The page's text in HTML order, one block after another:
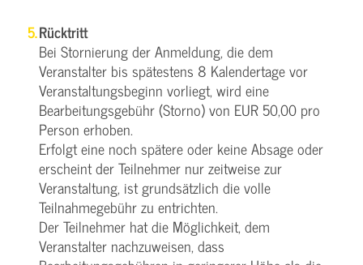
Rücktritt
Bei Stornierung der Anmeldung, die dem
Veranstalter bis spätestens 8 Kalendertage vor
Veranstaltungsbeginn vorliegt, wird eine
Bearbeitungsgebühr (Storno) von EUR 50,00 pro
Person erhoben.
Erfolgt eine noch spätere oder keine Absage oder
erscheint der Teilnehmer nur zeitweise zur
Veranstaltung, ist grundsätzlich die volle
Teilnahmegebühr zu entrichten.
Der Teilnehmer hat die Möglichkeit, dem
Veranstalter nachzuweisen, dass